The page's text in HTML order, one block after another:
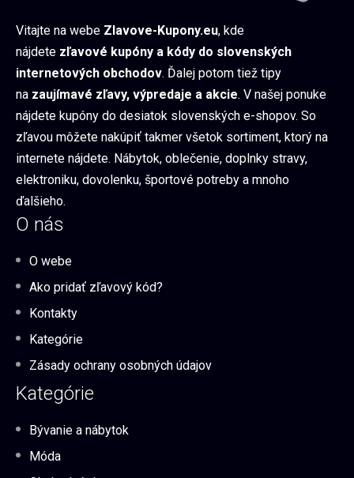
Vitajte na webe Zlavove-Kupony.eu, kde
nájdete zľavové kupóny a kódy do slovenských
internetových obchodov. Ďalej potom tiež tipy
na zaujímavé zľavy, výpredaje a akcie. V našej ponuke
nájdete kupóny do desiatok slovenských e-shopov. So
zľavou môžete nakúpiť takmer všetok sortiment, ktorý na
internete nájdete. Nábytok, oblečenie, doplnky stravy,
elektroniku, dovolenku, športové potreby a mnoho
ďalšieho.
O nás
O webe
Ako pridať zľavový kód?
Kontakty
Kategórie
Zásady ochrany osobných údajov
Kategórie
Bývanie a nábytok
Móda